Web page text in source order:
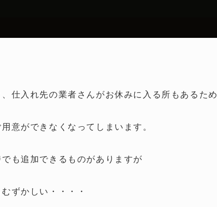
仕入れ先の業者さんがお休みに入る所もあるため
意ができなくなってしまいます。
も追加できるものがありますが
ずかしい・・・・